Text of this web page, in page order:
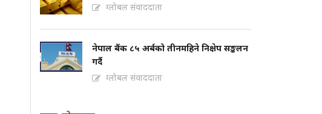
ग्लोबल संवाददाता
नेपाल बैंक ८५ अर्बको तीनमहिने निक्षेप सङ्कलन
गर्दै
ग्लोबल संवाददाता